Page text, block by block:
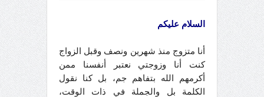
السلام عليكم
أنا متزوج منذ شهرين ونصف وقبل الزواج
كنت أنا وزوجتي نعتبر أنفسنا ممن
أكرمهم الله بتفاهم جم، بل كنا نقول
الكلمة بل والجملة في ذات الوقت،